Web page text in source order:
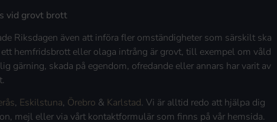
vid grovt brott
Riksdagen även att införa fler omständigheter som särskilt ska
hemfridsbrott eller olaga intrång är grovt, till exempel om våld
gärning, skada på egendom, ofredande eller annars har varit av
, Eskilstuna, Örebro & Karlstad. Vi är alltid redo att hjälpa dig
mejl eller via vårt kontaktformulär som finns på vår hemsida.